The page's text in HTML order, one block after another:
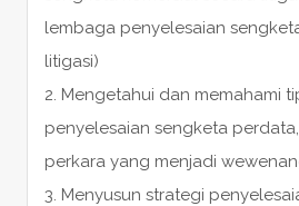
lembaga penyelesaian
litigasi)
2. Mengetahui dan memahami
penyelesaian sengketa
perkara yang menjadi
3. Menyusun strategi